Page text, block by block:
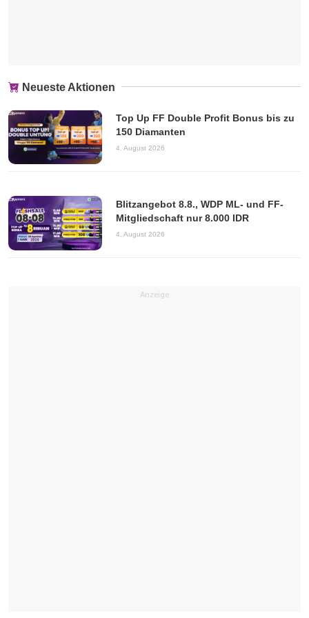
Neueste Aktionen
Top Up FF Double Profit Bonus bis zu
150 Diamanten
4. August 2026
Blitzangebot 8.8., WDP ML- und FF-
Mitgliedschaft nur 8.000 IDR
4. August 2026
Anzeige